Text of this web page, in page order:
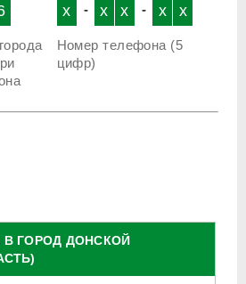
x - x x - x x
Номер телефона (5
цифр)
В ГОРОД ДОНСКОЙ